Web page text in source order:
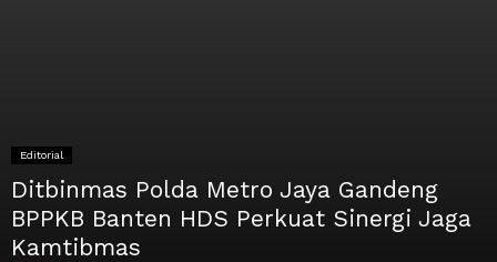
Editorial
Ditbinmas Polda Metro Jaya Gandeng
BPPKB Banten HDS Perkuat Sinergi Jaga
Kamtibmas